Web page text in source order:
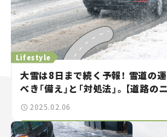
Lifestyle
大雪は8日まで続く予報！ 雪道の
べき「備え」と「対処法」。【道路の
2025.02.06